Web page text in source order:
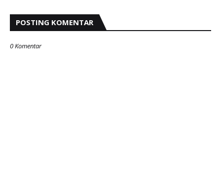
POSTING KOMENTAR
0 Komentar